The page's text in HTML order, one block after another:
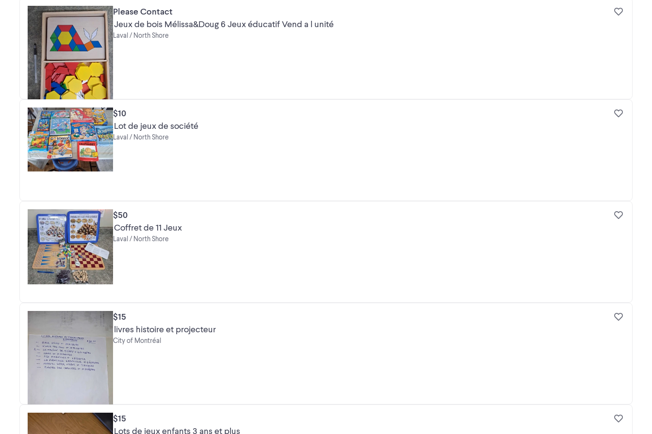
Please Contact
Jeux de bois Mélissa&Doug 6 Jeux éducatif Vend a l unité
Laval / North Shore
$10
Lot de jeux de société
Laval / North Shore
$50
Coffret de 11 Jeux
Laval / North Shore
$15
livres histoire et projecteur
City of Montréal
$15
Lots de jeux enfants 3 ans et plus